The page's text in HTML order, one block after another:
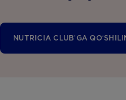
NUTRICIA CLUBʼGA